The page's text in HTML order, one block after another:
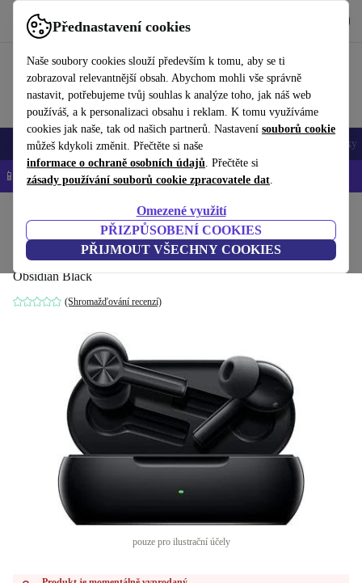
Přednastavení cookies
Naše soubory cookies slouží především k tomu, aby se ti
zobrazoval relevantnější obsah. Abychom mohli vše správně
nastavit, potřebujeme tvůj souhlas k analýze toho, jak náš web
používáš, a k personalizaci obsahu i reklam. K tomu využíváme
cookies jak naše, tak od našich partnerů. Nastavení souborů cookie
můžeš kdykoli změnit. Přečtěte si naše
informace o ochraně osobních údajů. Přečtěte si
zásady používání souborů cookie zpracovatele dat.
Omezené využití
PŘIZPŮSOBENÍ COOKIES
PŘIJMOUT VŠECHNY COOKIES
Používejte refurbed rychle a snadno
Mobily a smartphony Notebooky Tablety Doplňky
📱 -5 % NAVÍC na všechny iPhony – kód: IPHONEDEAL-
Sluchátka
OnePlus Buds Z2
Obsidian Black
(Shromažďování recenzí)
pouze pro ilustrační účely